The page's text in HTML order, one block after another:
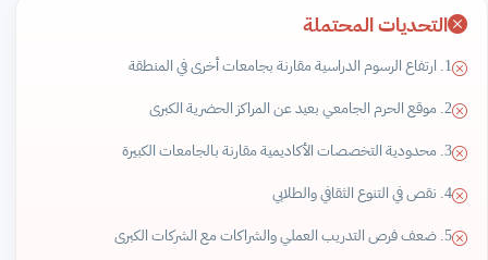
التحديات المحتملة
1. ارتفاع الرسوم الدراسية مقارنة بجامعات أخرى في المنطقة
2. موقع الحرم الجامعي بعيد عن المراكز الحضرية الكبرى
3. محدودية التخصصات الأكاديمية مقارنة بالجامعات الكبيرة
4. نقص في التنوع الثقافي والطلابي
5. ضعف فرص التدريب العملي والشراكات مع الشركات الكبرى